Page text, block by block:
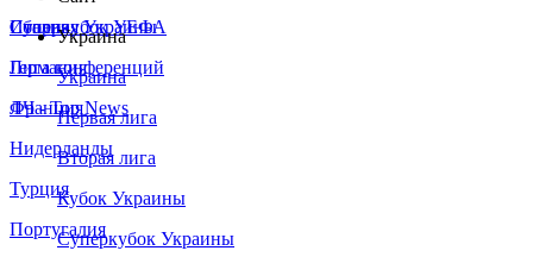
Сборная Украины
Италия
Германия
Франция
Нидерланды
Турция
Португалия
Суперкубок УЕФА
Лига конференций
ЛЧ - Top News
Украина
Украина
Первая лига
Вторая лига
Кубок Украины
Суперкубок Украины